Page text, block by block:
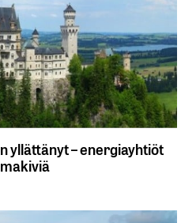
yllättänyt – energiayhtiöt